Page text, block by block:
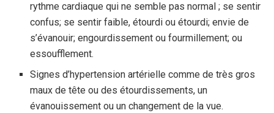
rythme cardiaque qui ne semble pas normal ; se sentir
confus; se sentir faible, étourdi ou étourdi; envie de
s’évanouir; engourdissement ou fourmillement; ou
essoufflement.
Signes d’hypertension artérielle comme de très gros
maux de tête ou des étourdissements, un
évanouissement ou un changement de la vue.